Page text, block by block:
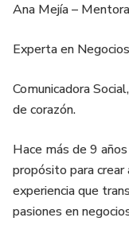
Ana Mejía –
Experta en
Comunicadora
de corazón.
Hace más de 9
propósito para
experiencia que
pasiones en